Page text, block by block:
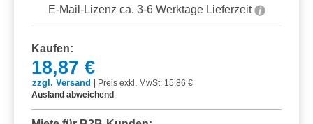
E-Mail-Lizenz ca. 3-6 Werktage Lieferzeit
Kaufen:
18,87 €
zzgl. Versand
Preis exkl. MwSt: 15,86 €
Ausland abweichend